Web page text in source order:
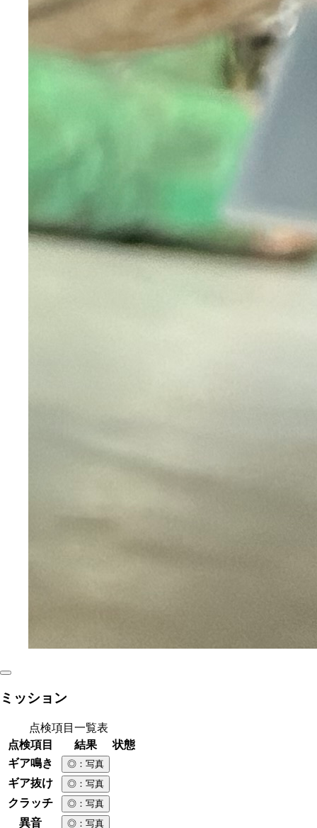
ミッション
点検項目一覧表
点検項目
結果
状態
ギア鳴き
◎ ：写真
ギア抜け ◎ ：写真
クラッチ ◎ ：写真
異音 ◎ ：写真